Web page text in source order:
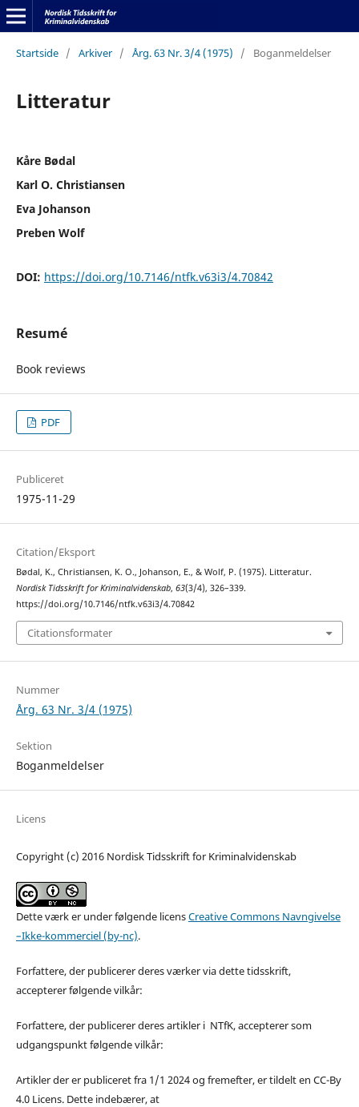
Startside / Arkiver / Årg. 63 Nr. 3/4 (1975) / Boganmeldelser
Litteratur
Kåre Bødal
Karl O. Christiansen
Eva Johanson
Preben Wolf
DOI: https://doi.org/10.7146/ntfk.v63i3/4.70842
Resumé
Book reviews
PDF
Publiceret
1975-11-29
Citation/Eksport
Bødal, K., Christiansen, K. O., Johanson, E., & Wolf, P. (1975). Litteratur.
Nordisk Tidsskrift for Kriminalvidenskab, 63(3/4), 326–339.
https://doi.org/10.7146/ntfk.v63i3/4.70842
Citationsformater
Nummer
Årg. 63 Nr. 3/4 (1975)
Sektion
Boganmeldelser
Licens
Copyright (c) 2016 Nordisk Tidsskrift for Kriminalvidenskab
Dette værk er under følgende licensCreative Commons Navngivelse
–Ikke-kommerciel (by-nc).
Forfattere, der publicerer deres værker via dette tidsskrift,
accepterer følgende vilkår:
Forfattere, der publicerer deres artikler i NTfK, accepterer som
udgangspunkt følgende vilkår:
Artikler der er publiceret fra 1/1 2024 og fremefter, er tildelt en CC-By
4.0 Licens. Dette indebærer, at